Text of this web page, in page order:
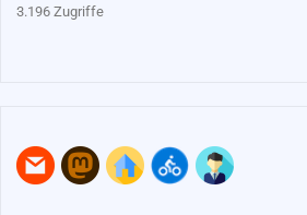
3.196 Zugriffe